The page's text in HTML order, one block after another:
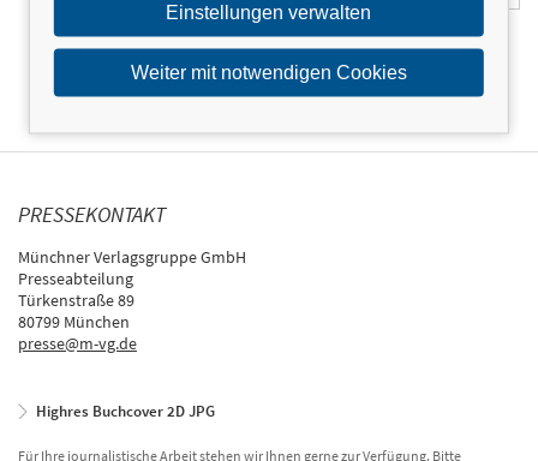
PRESSEKONTAKT
Münchner Verlagsgruppe GmbH
Presseabteilung
Türkenstraße 89
80799 München
presse@m-vg.de
Highres Buchcover 2D JPG
Für Ihre journalistische Arbeit stehen wir Ihnen gerne zur Verfügung. Bitte
Einstellungen verwalten
Weiter mit notwendigen Cookies